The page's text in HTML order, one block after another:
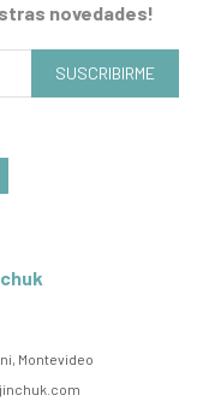
Montevideo
novedades!
SUSCRIBIRME